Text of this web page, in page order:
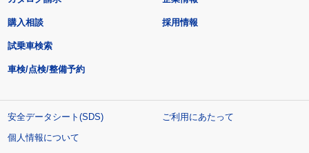
購入相談
試乗車検索
車検/点検/整備予約
採用情報
安全データシート(SDS)
ご利用にあたって
個人情報について